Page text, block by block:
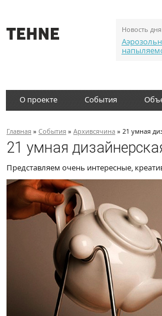
Новость дня
О проекте События
Главная » События » Архивсячина » 21 умная
21 умная
Представляем очень интересные,